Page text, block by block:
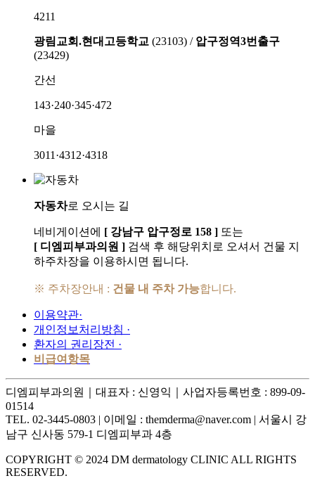
4211
광림교회.현대고등학교 (23103) / 압구정역3번출구
(23429)
간선
143·240·345·472
마을
3011·4312·4318
자동차로 오시는 길
네비게이션에 [ 강남구 압구정로 158 ] 또는
[ 디엠피부과의원 ] 검색 후 해당위치로 오셔서 건물 지
하주차장을 이용하시면 됩니다.
※ 주차장안내 : 건물 내 주차 가능합니다.
이용약관·
개인정보처리방침 ·
환자의 권리장전 ·
비급여항목
디엠피부과의원｜ 대표자 : 신영익｜ 사업자등록번호 : 899-09-
01514
TEL. 02-3445-0803 | 이메일 : themderma@naver.com | 서울시 강
남구 신사동 579-1 디엠피부과 4층
COPYRIGHT © 2024 DM dermatology CLINIC ALL RIGHTS
RESERVED.